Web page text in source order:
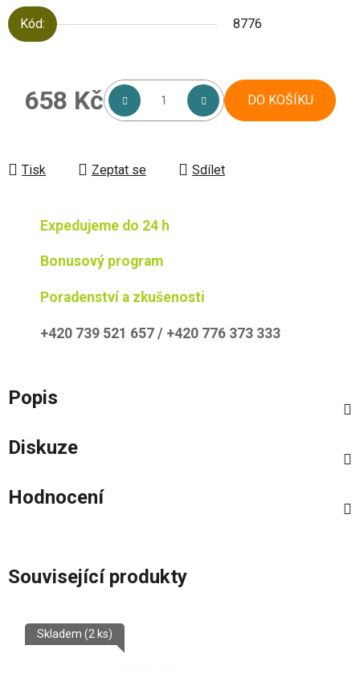
Kód: 8776
658 Kč DO KOŠÍKU
Tisk Zeptat se Sdílet
Expedujeme do 24 h
Bonusový program
Poradenství a zkušenosti
+420 739 521 657 / +420 776 373 333
Popis
Diskuze
Hodnocení
Související produkty
Skladem (2 ks)